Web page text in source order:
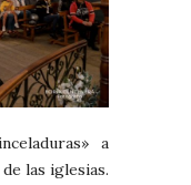
a
las iglesias.